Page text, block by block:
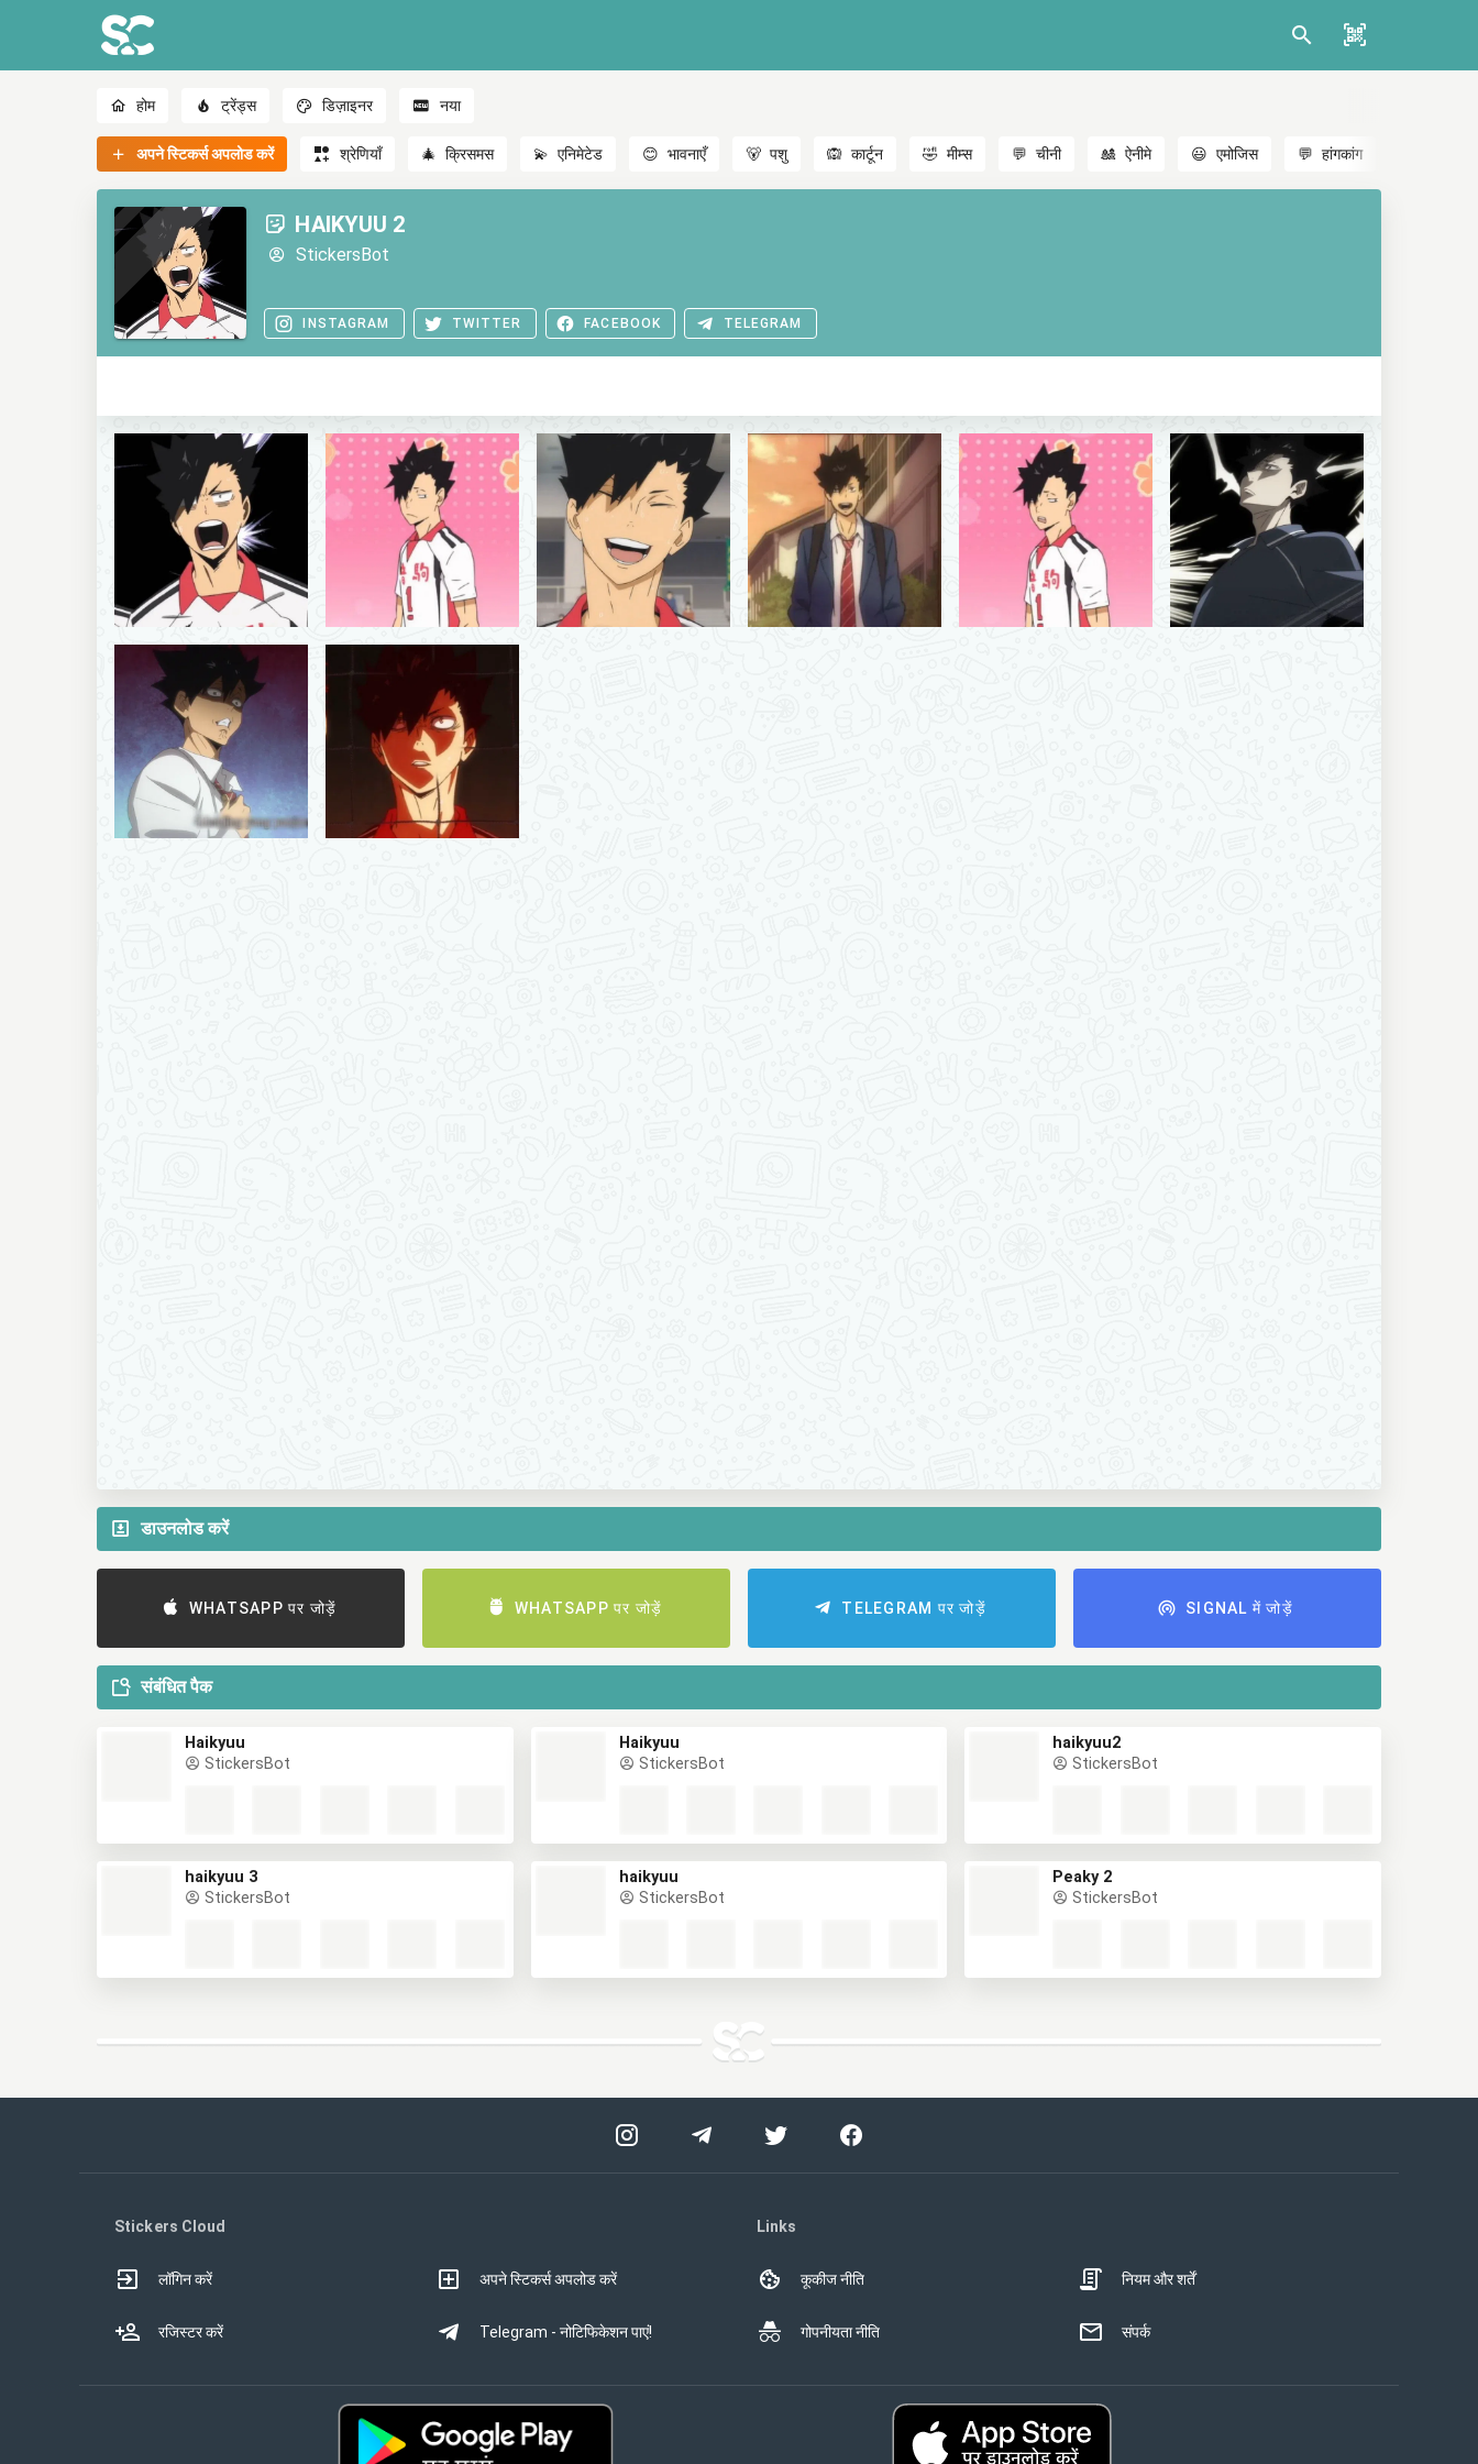
होम ट्रेंड्स डिज़ाइनर नया
अपने स्टिकर्स अपलोड करें श्रेणियाँ 🎄 क्रिसमस 💫 एनिमेटेड 😊 भावनाएँ 🐻 पशु 🙉 कार्टून 🤣 मीम्स 💬 चीनी 🎎 ऐनीमे 😃 एमोजिस 💬 हांगकांग
HAIKYUU 2
StickersBot
INSTAGRAM TWITTER FACEBOOK TELEGRAM
डाउनलोड करें
WHATSAPP पर जोड़ें WHATSAPP पर जोड़ें TELEGRAM पर जोड़ें SIGNAL में जोड़ें
संबंधित पैक
Haikyuu
StickersBot
Haikyuu
StickersBot
haikyuu2
StickersBot
haikyuu 3
StickersBot
haikyuu
StickersBot
Peaky 2
StickersBot
Stickers Cloud
लॉगिन करें
रजिस्टर करें
अपने स्टिकर्स अपलोड करें
Telegram - नोटिफिकेशन पाएं!
Links
कूकीज नीति
गोपनीयता नीति
नियम और शर्तें
संपर्क